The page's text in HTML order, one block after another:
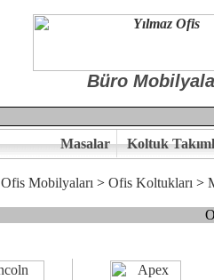
Büro
Masalar Koltuk
Ofis Mobilyaları > Ofis Koltukları >